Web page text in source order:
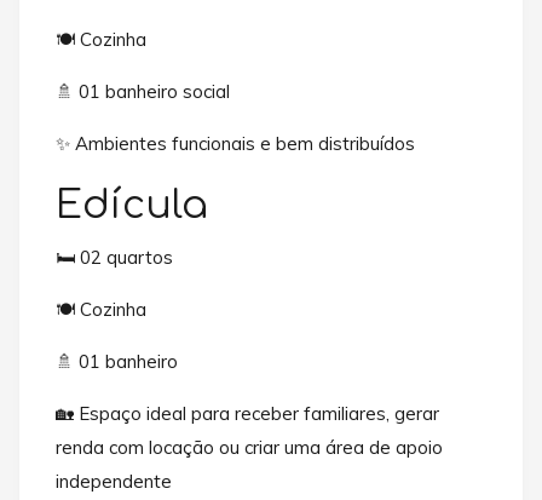
🍽️ Cozinha
🚿 01 banheiro social
✨ Ambientes funcionais e bem distribuídos
Edícula
🛏️ 02 quartos
🍽️ Cozinha
🚿 01 banheiro
🏡 Espaço ideal para receber familiares, gerar
renda com locação ou criar uma área de apoio
independente